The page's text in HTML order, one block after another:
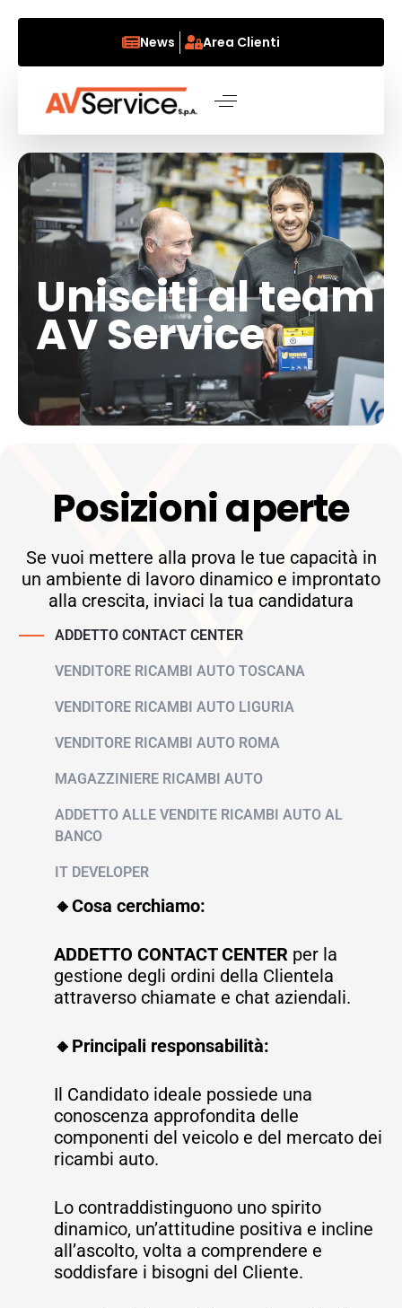
News Area Clienti
Unisciti al team
AV Service
Posizioni aperte
Se vuoi mettere alla prova le tue capacità in
un ambiente di lavoro dinamico e improntato
alla crescita, inviaci la tua candidatura
ADDETTO CONTACT CENTER
VENDITORE RICAMBI AUTO TOSCANA
VENDITORE RICAMBI AUTO LIGURIA
VENDITORE RICAMBI AUTO ROMA
MAGAZZINIERE RICAMBI AUTO
ADDETTO ALLE VENDITE RICAMBI AUTO AL
BANCO
IT DEVELOPER
🔸Cosa cerchiamo:
ADDETTO CONTACT CENTER per la
gestione degli ordini della Clientela
attraverso chiamate e chat aziendali.
🔸Principali responsabilità:
Il Candidato ideale possiede una
conoscenza approfondita delle
componenti del veicolo e del mercato dei
ricambi auto.
Lo contraddistinguono uno spirito
dinamico, un’attitudine positiva e incline
all’ascolto, volta a comprendere e
soddisfare i bisogni del Cliente.